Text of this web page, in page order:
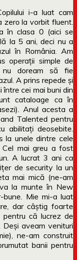
i-a luat cam
la vorbit fluent.
în clasa 0 (aici se
la 5 ani, deci nu a
în România. Am
operații simple de
doream să fie
A prins repede și
cei mai buni din
cataloage ca în
Anul acesta a
Talented pentru
abilitați deosebite.
la unele dintre cele
Cel mai greu a fost
A lucrat 3 ani ca
de security la un
mai mică (ne-am
la munte în New
bune. Mie mi-a luat
dar câștig foarte
că lucrez de
aveam venituri
ne-am construit
banii pentru